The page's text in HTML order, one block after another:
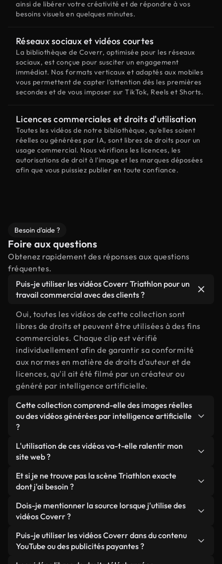
ainsi de libérer votre créativité et de répondre à vos
besoins visuels en quelques minutes.
Réseaux sociaux et vidéos courtes
La bibliothèque de Coverr, optimisée pour les réseaux
sociaux, est conçue pour susciter un engagement
immédiat. Nos formats verticaux et adaptés aux mobiles
vous permettent de capter l'attention dès les premières
secondes et de vous imposer sur TikTok, Reels et Shorts.
Licences commerciales et droits d'utilisation
Toutes les vidéos de notre bibliothèque, qu'elles soient
réelles ou générées par IA, sont libres de droits pour un
usage commercial. Nous vérifions les licences, les
autorisations de droit à l'image et les marques déposées
afin que vous puissiez publier en toute confiance.
Besoin d'aide ?
Foire aux questions
Obtenez rapidement des réponses aux questions
fréquentes.
Puis-je utiliser les vidéos Coverr Triathlon pour un
travail commercial avec des clients ?
Oui, toutes les vidéos de cette collection sont
libres de droits et peuvent être utilisées à des fins
commerciales. Chaque clip est vérifié
individuellement afin de garantir sa conformité
aux normes en matière de droits d'auteur et de
licences, qu'il ait été filmé par un créateur ou
généré par intelligence artificielle.
Cette collection comprend-elle des images réelles
ou des vidéos générées par intelligence artificielle
?
Les deux. Il s'agit d'une bibliothèque hybride
composée de véritables images filmées par des
générées par IA. Chaque vidéo est clairement
identifiée afin que vous sachiez toujours ce que
vous utilisez.
L'utilisation de ces vidéos va-t-elle ralentir mon
site web ?
Sauf si vous choisissez nos versions optimisées.
Nous proposons des formats légers, prêts pour le
ils conservent une qualité élevée tout en
minimisant les temps de chargement et en
améliorant des indicateurs comme le LCP.
Et si je ne trouve pas la scène Triathlon exacte
dont j'ai besoin ?
Vous pouvez en créer une instantanément avec
Coverr AI Studio. Il vous suffit de décrire la scène,
Studio générera en quelques secondes une vidéo
personnalisée conforme à nos normes de licence.
Dois-je mentionner la source lorsque j'utilise des
vidéos Coverr ?
Aucune attribution n'est requise. Toutes les vidéos
de notre bibliothèque sont libres de droits et
Puis-je utiliser les vidéos Coverr dans du contenu
YouTube ou des publicités payantes ?
Oui. Toutes les séquences vidéo de Coverr peuvent